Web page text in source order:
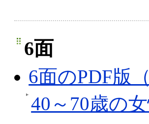
6面
6面のPDF版
40～70歳の